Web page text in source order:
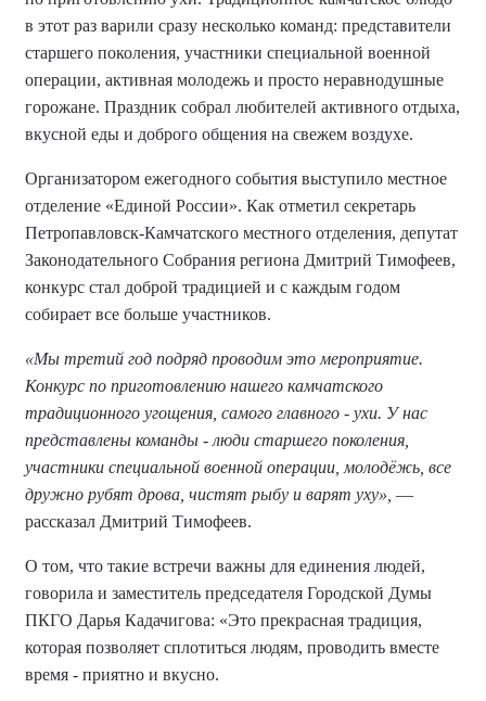
в этот раз варили сразу несколько команд: представители
старшего поколения, участники специальной военной
операции, активная молодежь и просто неравнодушные
горожане. Праздник собрал любителей активного отдыха,
вкусной еды и доброго общения на свежем воздухе.
Организатором ежегодного события выступило местное
отделение «Единой России». Как отметил секретарь
Петропавловск-Камчатского местного отделения, депутат
Законодательного Собрания региона Дмитрий Тимофеев,
конкурс стал доброй традицией и с каждым годом
собирает все больше участников.
«Мы третий год подряд проводим это мероприятие.
Конкурс по приготовлению нашего камчатского
традиционного угощения, самого главного - ухи. У нас
представлены команды - люди старшего поколения,
участники специальной военной операции, молодёжь, все
дружно рубят дрова, чистят рыбу и варят уху», —
рассказал Дмитрий Тимофеев.
О том, что такие встречи важны для единения людей,
говорила и заместитель председателя Городской Думы
ПКГО Дарья Кадачигова: «Это прекрасная традиция,
которая позволяет сплотиться людям, проводить вместе
время - приятно и вкусно.